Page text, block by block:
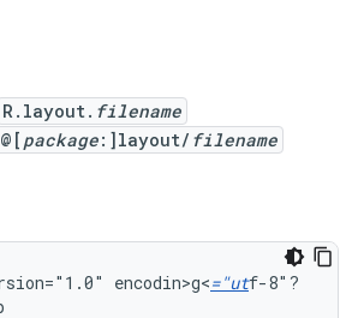
R.layout. filename
@[ package:]layout/ filename
encodin>g<="utf-8"?